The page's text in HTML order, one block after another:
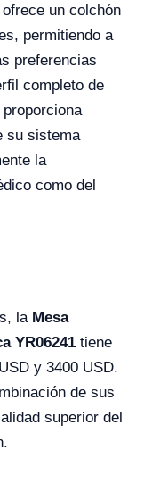
un colchón
permitiendo a
preferencias
completo de
su sistema
la
como del
la Mesa
YR06241 tiene
y 3400 USD.
de sus
superior del